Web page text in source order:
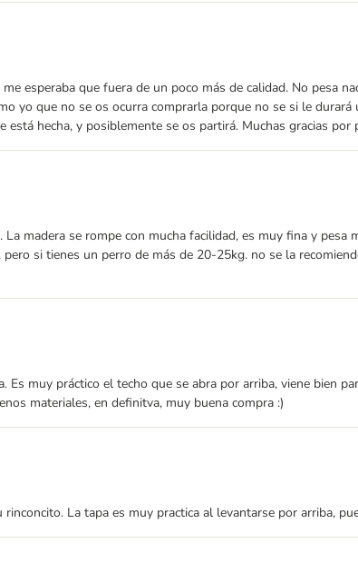
esperaba que fuera de un poco más de calidad. No pesa
yo que no se os ocurra comprarla porque no se si le
hecha, y posiblemente se os partirá. Muchas gracias
madera se rompe con mucha facilidad, es muy fina y
si tienes un perro de más de 20-25kg. no se la
muy práctico el techo que se abra por arriba, viene bien
materiales, en definitva, muy buena compra :)
La tapa es muy practica al levantarse por arriba,